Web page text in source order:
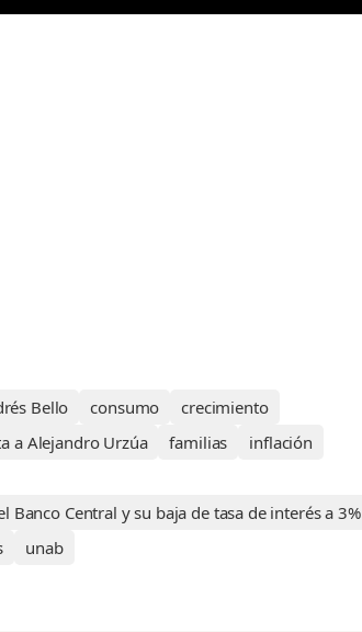
Bello consumo
crecimiento
a Alejandro Urzúa familias
inflación
Banco Central y su baja de tasa de interés a 3%
unab